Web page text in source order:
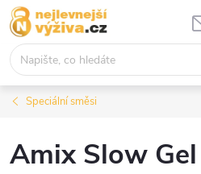
Přejít
na
obsah
Speciální směsi
Amix Slow